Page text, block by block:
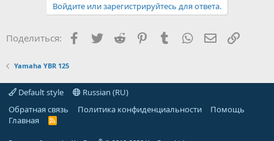
Войдите или зарегистрируйтесь для ответа.
Поделиться: Facebook
TwitterReddit PinterestTumblr WhatsApp Ссылка
Yamaha YBR 125
Default style
Russian (RU)
Обратная связь
Политика конфиденциальности
Помощь
Главная
R